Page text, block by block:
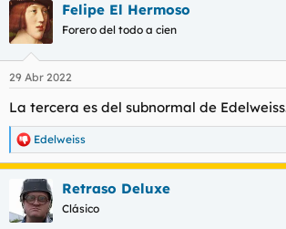
Felipe El Hermoso
Forero del todo a cien
29 Abr 2022
La tercera es del subnormal de
R
e
a
c
i
Edelweiss
Retraso Deluxe
Clásico